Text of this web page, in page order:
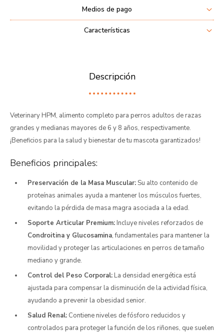
Medios de pago
Características
Descripción
Veterinary HPM, alimento completo para perros adultos de razas
grandes y medianas mayores de 6 y 8 años, respectivamente.
¡Beneficios para la salud y bienestar de tu mascota garantizados!
Beneficios principales:
Preservación de la Masa Muscular:Su alto contenido de
proteínas animales ayuda a mantener los músculos fuertes,
evitando la pérdida de masa magra asociada a la edad.
Soporte Articular Premium: Incluye niveles reforzados de
Condroitina y Glucosamina, fundamentales para mantener la
movilidad y proteger las articulaciones en perros de tamaño
mediano y grande.
Control del Peso Corporal: La densidad energética está
ajustada para compensar la disminución de la actividad física,
ayudando a prevenir la obesidad senior.
Salud Renal: Contiene niveles de fósforo reducidos y
controlados para proteger la función de los riñones, que suelen